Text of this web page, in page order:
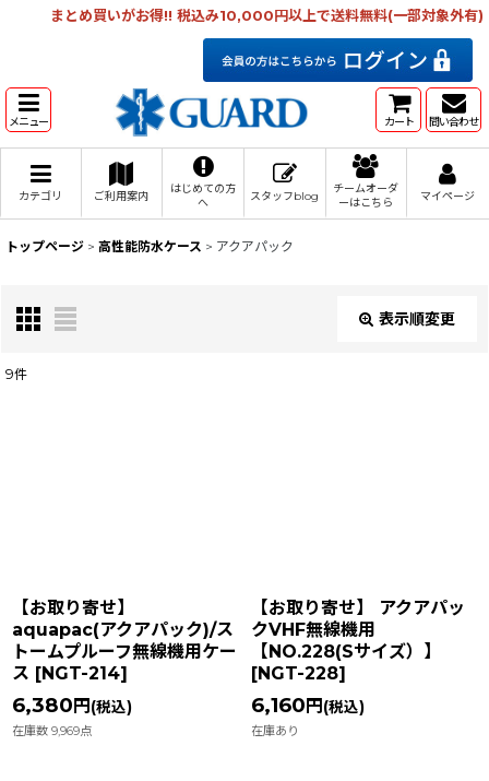
まとめ買いがお得!! 税込み10,000円以上で送料無料(一部対象外有)
メニュー カート 問い合わせ
カテゴリ ご利用案内
はじめての方
へ
スタッフblog
チームオーダ
ーはこちら
マイページ
トップページ > 高性能防水ケース > アクアパック
表示順変更
9件
【お取り寄せ】
aquapac(アクアパック)/ス
トームプルーフ無線機用ケー
ス [NGT-214]
6,380 円 (税込)
在庫数 9,969点
【お取り寄せ】 アクアパッ
クVHF無線機用
【NO.228(Sサイズ）】
[NGT-228]
6,160 円 (税込)
在庫あり